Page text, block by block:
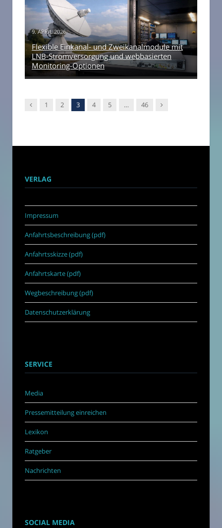
9. APRIL 2026
Flexible Einkanal- und Zweikanalmodule mit
LNB-Stromversorgung und webbasierten
Monitoring-Optionen
Vorgänger
1 2 3 4 5 … 46 Nachfolger
VERLAG
Impressum
Anfahrtsbeschreibung (pdf)
Anfahrtsskizze (pdf)
Anfahrtskarte (pdf)
Wegbeschreibung (pdf)
Datenschutzerklärung
SERVICE
Media
Pressemitteilung einreichen
Lexikon
Ratgeber
Nachrichten
SOCIAL MEDIA